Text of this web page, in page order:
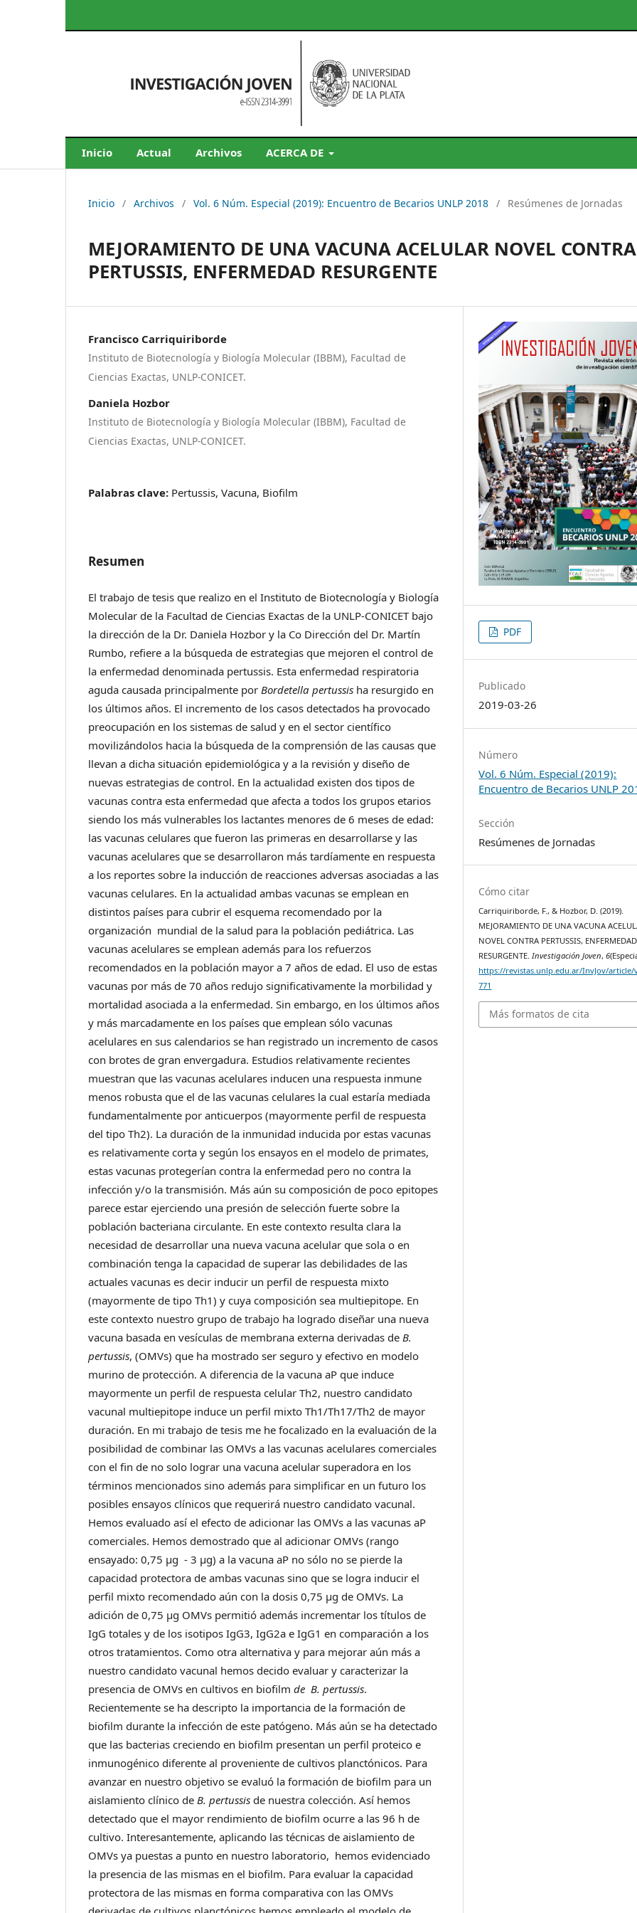
Inicio Actual Archivos ACERCA DE
Inicio / Archivos / Vol. 6 Núm. Especial (2019): Encuentro de Becarios UNLP 2018 / Resúmenes de Jornadas
MEJORAMIENTO DE UNA VACUNA ACELULAR NOVEL CONTRA
PERTUSSIS, ENFERMEDAD RESURGENTE
Francisco Carriquiriborde
Instituto de Biotecnología y Biología Molecular (IBBM), Facultad de
Ciencias Exactas, UNLP-CONICET.
Daniela Hozbor
Instituto de Biotecnología y Biología Molecular (IBBM), Facultad de
Ciencias Exactas, UNLP-CONICET.
Palabras clave: Pertussis, Vacuna, Biofilm
Resumen
El trabajo de tesis que realizo en el Instituto de Biotecnología y Biología
Molecular de la Facultad de Ciencias Exactas de la UNLP-CONICET bajo
la dirección de la Dr. Daniela Hozbor y la Co Dirección del Dr. Martín
Rumbo, refiere a la búsqueda de estrategias que mejoren el control de
la enfermedad denominada pertussis. Esta enfermedad respiratoria
aguda causada principalmente porBordetella pertussis ha resurgido en
los últimos años. El incremento de los casos detectados ha provocado
preocupación en los sistemas de salud y en el sector científico
movilizándolos hacia la búsqueda de la comprensión de las causas que
llevan a dicha situación epidemiológica y a la revisión y diseño de
nuevas estrategias de control. En la actualidad existen dos tipos de
vacunas contra esta enfermedad que afecta a todos los grupos etarios
siendo los más vulnerables los lactantes menores de 6 meses de edad:
las vacunas celulares que fueron las primeras en desarrollarse y las
vacunas acelulares que se desarrollaron más tardíamente en respuesta
a los reportes sobre la inducción de reacciones adversas asociadas a las
vacunas celulares. En la actualidad ambas vacunas se emplean en
distintos países para cubrir el esquema recomendado por la
organización mundial de la salud para la población pediátrica. Las
vacunas acelulares se emplean además para los refuerzos
recomendados en la población mayor a 7 años de edad. El uso de estas
vacunas por más de 70 años redujo significativamente la morbilidad y
mortalidad asociada a la enfermedad. Sin embargo, en los últimos años
y más marcadamente en los países que emplean sólo vacunas
acelulares en sus calendarios se han registrado un incremento de casos
con brotes de gran envergadura. Estudios relativamente recientes
muestran que las vacunas acelulares inducen una respuesta inmune
menos robusta que el de las vacunas celulares la cual estaría mediada
fundamentalmente por anticuerpos (mayormente perfil de respuesta
del tipo Th2). La duración de la inmunidad inducida por estas vacunas
es relativamente corta y según los ensayos en el modelo de primates,
estas vacunas protegerían contra la enfermedad pero no contra la
infección y/o la transmisión. Más aún su composición de poco epitopes
parece estar ejerciendo una presión de selección fuerte sobre la
población bacteriana circulante. En este contexto resulta clara la
necesidad de desarrollar una nueva vacuna acelular que sola o en
combinación tenga la capacidad de superar las debilidades de las
actuales vacunas es decir inducir un perfil de respuesta mixto
(mayormente de tipo Th1) y cuya composición sea multiepitope. En
este contexto nuestro grupo de trabajo ha logrado diseñar una nueva
vacuna basada en vesículas de membrana externa derivadas deB.
pertussis, (OMVs) que ha mostrado ser seguro y efectivo en modelo
murino de protección. A diferencia de la vacuna aP que induce
mayormente un perfil de respuesta celular Th2, nuestro candidato
vacunal multiepitope induce un perfil mixto Th1/Th17/Th2 de mayor
duración. En mi trabajo de tesis me he focalizado en la evaluación de la
posibilidad de combinar las OMVs a las vacunas acelulares comerciales
con el fin de no solo lograr una vacuna acelular superadora en los
términos mencionados sino además para simplificar en un futuro los
posibles ensayos clínicos que requerirá nuestro candidato vacunal.
Hemos evaluado así el efecto de adicionar las OMVs a las vacunas aP
comerciales. Hemos demostrado que al adicionar OMVs (rango
ensayado: 0,75 μg - 3 μg) a la vacuna aP no sólo no se pierde la
capacidad protectora de ambas vacunas sino que se logra inducir el
perfil mixto recomendado aún con la dosis 0,75 μg de OMVs. La
adición de 0,75 μg OMVs permitió además incrementar los títulos de
IgG totales y de los isotipos IgG3, IgG2a e IgG1 en comparación a los
otros tratamientos. Como otra alternativa y para mejorar aún más a
nuestro candidato vacunal hemos decido evaluar y caracterizar la
presencia de OMVs en cultivos en biofilmde B. pertussis.
Recientemente se ha descripto la importancia de la formación de
biofilm durante la infección de este patógeno. Más aún se ha detectado
que las bacterias creciendo en biofilm presentan un perfil proteico e
inmunogénico diferente al proveniente de cultivos planctónicos. Para
avanzar en nuestro objetivo se evaluó la formación de biofilm para un
aislamiento clínico deB. pertussis de nuestra colección. Así hemos
detectado que el mayor rendimiento de biofilm ocurre a las 96 h de
cultivo. Interesantemente, aplicando las técnicas de aislamiento de
OMVs ya puestas a punto en nuestro laboratorio, hemos evidenciado
la presencia de las mismas en el biofilm. Para evaluar la capacidad
protectora de las mismas en forma comparativa con las OMVs
PDF
Publicado
2019-03-26
Número
Vol. 6 Núm. Especial (2019):
Encuentro de Becarios UNLP
Sección
Resúmenes de Jornadas
Cómo citar
Carriquiriborde, F., & Hozbor, D. (2019).
MEJORAMIENTO DE UNA VACUNA
NOVEL CONTRA PERTUSSIS, ENFERMEDAD
RESURGENTE.Investigación Joven,6
https://revistas.unlp.edu.ar/InvJov/article/
771
Más formatos de cita